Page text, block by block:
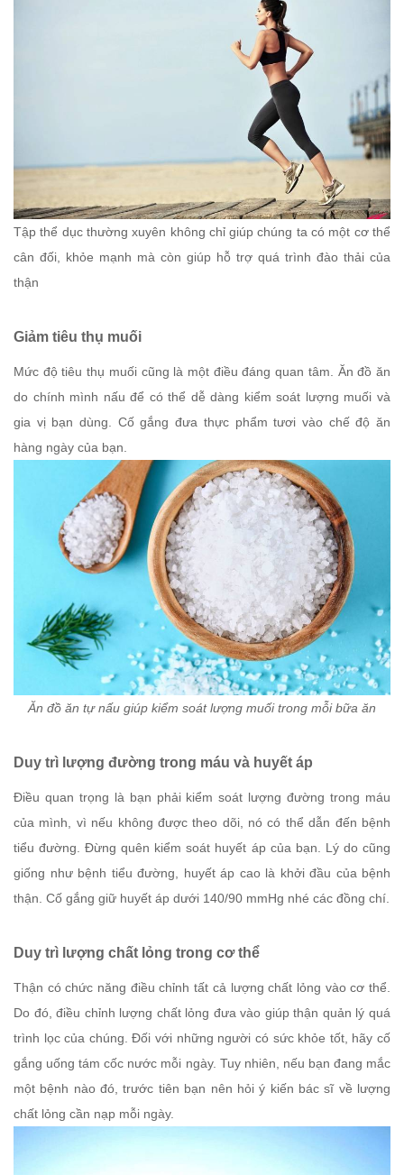
Tập thể dục thường xuyên không chỉ giúp chúng ta có một cơ thể
cân đối, khỏe mạnh mà còn giúp hỗ trợ quá trình đào thải của
thận
Giảm tiêu thụ muối
Mức độ tiêu thụ muối cũng là một điều đáng quan tâm. Ăn đồ ăn
do chính mình nấu để có thể dễ dàng kiểm soát lượng muối và
gia vị bạn dùng. Cố gắng đưa thực phẩm tươi vào chế độ ăn
hàng ngày của bạn.
Ăn đồ ăn tự nấu giúp kiểm soát lượng muối trong mỗi bữa ăn
Duy trì lượng đường trong máu và huyết áp
Điều quan trọng là bạn phải kiểm soát lượng đường trong máu
của mình, vì nếu không được theo dõi, nó có thể dẫn đến bệnh
tiểu đường. Đừng quên kiểm soát huyết áp của bạn. Lý do cũng
giống như bệnh tiểu đường, huyết áp cao là khởi đầu của bệnh
thận. Cố gắng giữ huyết áp dưới 140/90 mmHg nhé các đồng chí.
Duy trì lượng chất lỏng trong cơ thể
Thận có chức năng điều chỉnh tất cả lượng chất lỏng vào cơ thể.
Do đó, điều chỉnh lượng chất lỏng đưa vào giúp thận quản lý quá
trình lọc của chúng. Đối với những người có sức khỏe tốt, hãy cố
gắng uống tám cốc nước mỗi ngày. Tuy nhiên, nếu bạn đang mắc
một bệnh nào đó, trước tiên bạn nên hỏi ý kiến bác sĩ về lượng
chất lỏng cần nạp mỗi ngày.